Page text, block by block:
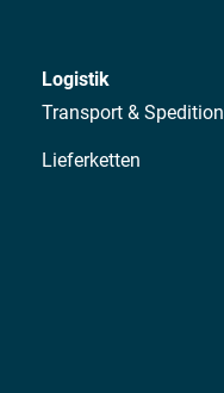
Logistik
Transport & Spedition
Lieferketten